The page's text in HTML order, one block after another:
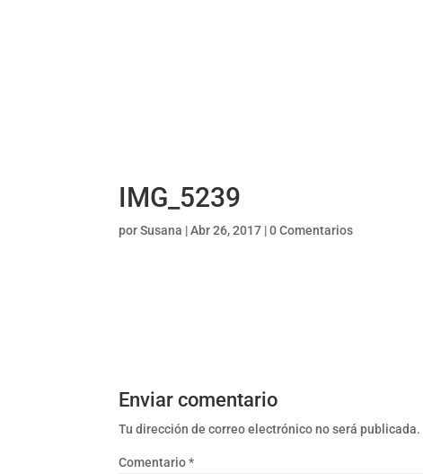
IMG_5239
porSusana |Abr 26, 2017 |0 Comentarios
Enviar comentario
Tu dirección de correo electrónico no será publicada.
Comentario*